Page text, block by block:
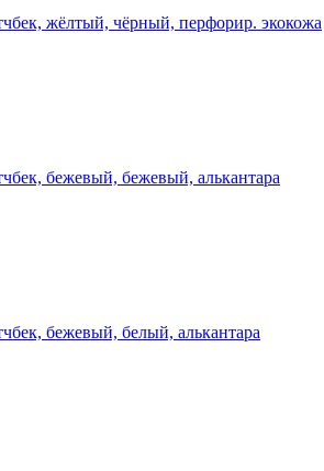
жёлтый, чёрный, перфорир. экокожа
бежевый, бежевый, алькантара
бежевый, белый, алькантара